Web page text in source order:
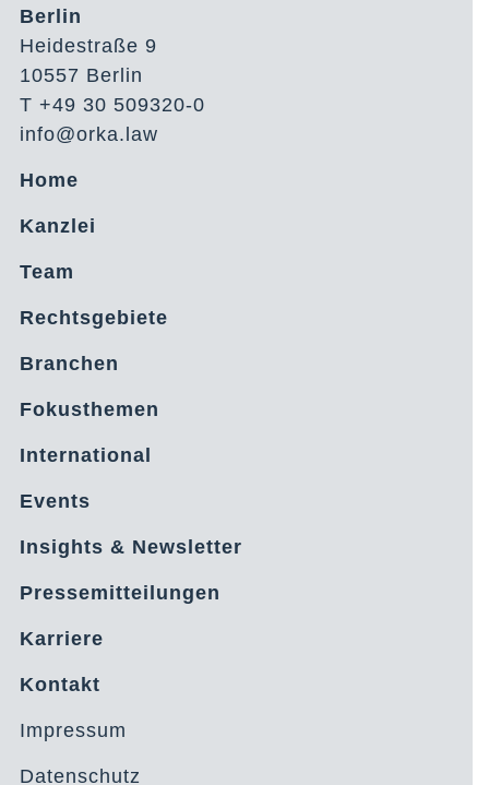
Berlin
Heidestraße 9
10557 Berlin
T +49 30 509320-0
info@orka.law
Home
Kanzlei
Team
Rechtsgebiete
Branchen
Fokusthemen
International
Events
Insights & Newsletter
Pressemitteilungen
Karriere
Kontakt
Impressum
Datenschutz